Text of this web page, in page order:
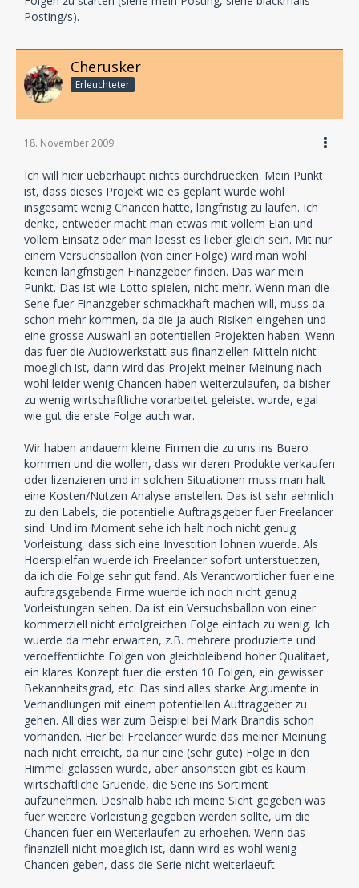
Posting/s).
Cherusker
Erleuchteter
18. November 2009
Ich will hieir ueberhaupt nichts durchdruecken. Mein Punkt
ist, dass dieses Projekt wie es geplant wurde wohl
insgesamt wenig Chancen hatte, langfristig zu laufen. Ich
denke, entweder macht man etwas mit vollem Elan und
vollem Einsatz oder man laesst es lieber gleich sein. Mit nur
einem Versuchsballon (von einer Folge) wird man wohl
keinen langfristigen Finanzgeber finden. Das war mein
Punkt. Das ist wie Lotto spielen, nicht mehr. Wenn man die
Serie fuer Finanzgeber schmackhaft machen will, muss da
schon mehr kommen, da die ja auch Risiken eingehen und
eine grosse Auswahl an potentiellen Projekten haben. Wenn
das fuer die Audiowerkstatt aus finanziellen Mitteln nicht
moeglich ist, dann wird das Projekt meiner Meinung nach
wohl leider wenig Chancen haben weiterzulaufen, da bisher
zu wenig wirtschaftliche vorarbeitet geleistet wurde, egal
wie gut die erste Folge auch war.
Wir haben andauern kleine Firmen die zu uns ins Buero
kommen und die wollen, dass wir deren Produkte verkaufen
oder lizenzieren und in solchen Situationen muss man halt
eine Kosten/Nutzen Analyse anstellen. Das ist sehr aehnlich
zu den Labels, die potentielle Auftragsgeber fuer Freelancer
sind. Und im Moment sehe ich halt noch nicht genug
Vorleistung, dass sich eine Investition lohnen wuerde. Als
Hoerspielfan wuerde ich Freelancer sofort unterstuetzen,
da ich die Folge sehr gut fand. Als Verantwortlicher fuer eine
auftragsgebende Firme wuerde ich noch nicht genug
Vorleistungen sehen. Da ist ein Versuchsballon von einer
kommerziell nicht erfolgreichen Folge einfach zu wenig. Ich
wuerde da mehr erwarten, z.B. mehrere produzierte und
veroeffentlichte Folgen von gleichbleibend hoher Qualitaet,
ein klares Konzept fuer die ersten 10 Folgen, ein gewisser
Bekannheitsgrad, etc. Das sind alles starke Argumente in
Verhandlungen mit einem potentiellen Auftraggeber zu
gehen. All dies war zum Beispiel bei Mark Brandis schon
vorhanden. Hier bei Freelancer wurde das meiner Meinung
nach nicht erreicht, da nur eine (sehr gute) Folge in den
Himmel gelassen wurde, aber ansonsten gibt es kaum
wirtschaftliche Gruende, die Serie ins Sortiment
aufzunehmen. Deshalb habe ich meine Sicht gegeben was
fuer weitere Vorleistung gegeben werden sollte, um die
Chancen fuer ein Weiterlaufen zu erhoehen. Wenn das
finanziell nicht moeglich ist, dann wird es wohl wenig
Chancen geben, dass die Serie nicht weiterlaeuft.